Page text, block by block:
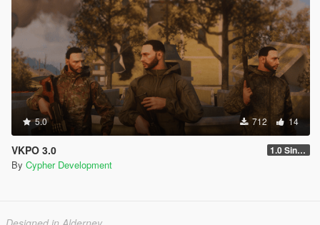
5.0 712 14
VKPO 3.0 1.0 Singleplayer
By Cypher Development